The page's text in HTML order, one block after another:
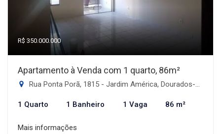
R$ 350.000.000
Apartamento à Venda com 1 quarto, 86m²
Rua Ponta Porã, 1815 - Jardim América, Dourados-MS
1 Quarto 1 Banheiro 1 Vaga 86 m²
Mais informações